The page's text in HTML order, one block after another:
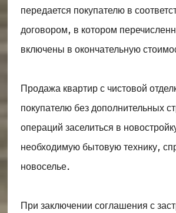
передается покупателю в
договором, в котором
включены в окончательную
Продажа квартир с чистовой
покупателю без дополнительных
операций заселиться в
необходимую бытовую технику,
новоселье.
При заключении соглашения с